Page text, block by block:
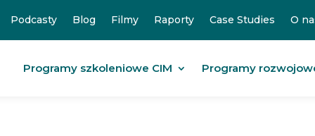
Podcasty Blog Filmy Raporty Case Studies O
Programy szkoleniowe CIM Programy